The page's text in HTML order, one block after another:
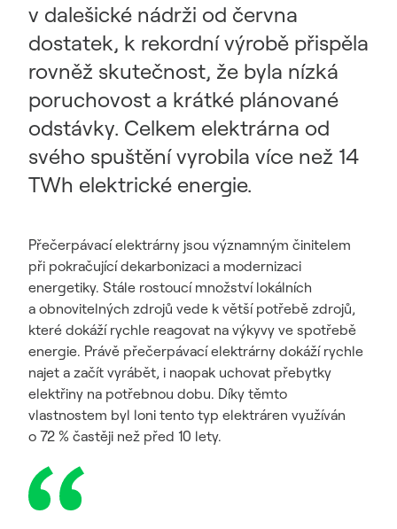
v dalešické nádrži od června
dostatek, k rekordní výrobě přispěla
rovněž skutečnost, že byla nízká
poruchovost a krátké plánované
odstávky. Celkem elektrárna od
svého spuštění vyrobila více než 14
TWh elektrické energie.
Přečerpávací elektrárny jsou významným činitelem
při pokračující dekarbonizaci a modernizaci
energetiky. Stále rostoucí množství lokálních
a obnovitelných zdrojů vede k větší potřebě zdrojů,
které dokáží rychle reagovat na výkyvy ve spotřebě
energie. Právě přečerpávací elektrárny dokáží rychle
najet a začít vyrábět, i naopak uchovat přebytky
elektřiny na potřebnou dobu. Díky těmto
vlastnostem byl loni tento typ elektráren využíván
o 72 % častěji než před 10 lety.